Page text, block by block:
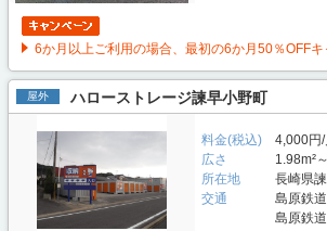
6か月以上ご利用の場合、最初の6か月50％OFFキ
屋外 ハローストレージ諫早小野町
料金(税込)
4,000円/
広さ
1.98m²
所在地
長崎県
交通
島原鉄
島原鉄